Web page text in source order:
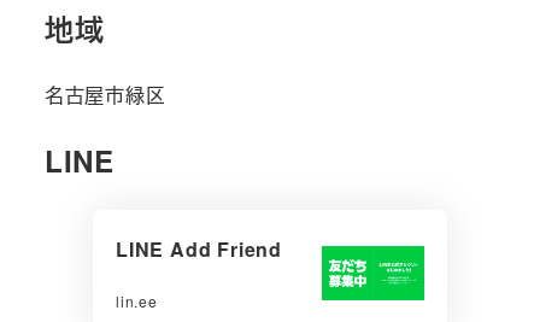
地域
名古屋市緑区
LINE
LINE Add Friend
lin.ee